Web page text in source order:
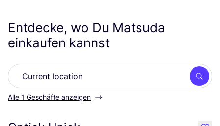
Entdecke, wo Du Matsuda
einkaufen kannst
Alle 1 Geschäfte anzeigen